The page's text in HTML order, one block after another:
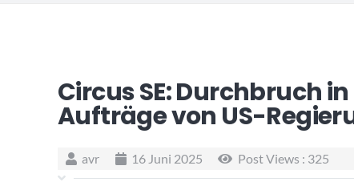
Circus SE: Durchbruch
Aufträge von US-
avr 16 Juni 2025 Post Views : 325